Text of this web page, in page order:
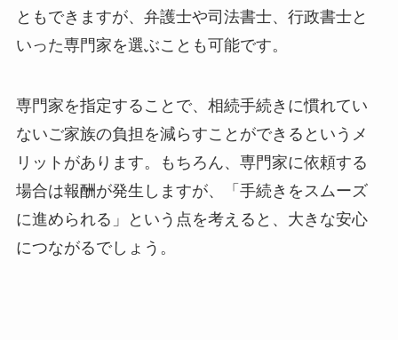
ともできますが、弁護士や司法書士、行政書士と
いった専門家を選ぶことも可能です。
専門家を指定することで、相続手続きに慣れてい
ないご家族の負担を減らすことができるというメ
リットがあります。もちろん、専門家に依頼する
場合は報酬が発生しますが、「手続きをスムーズ
に進められる」という点を考えると、大きな安心
につながるでしょう。